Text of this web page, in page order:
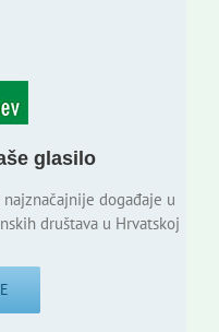
glasilo
događaje u
društava u Hrvatskoj